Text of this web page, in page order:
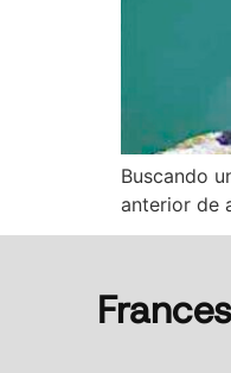
Buscando
anterior de